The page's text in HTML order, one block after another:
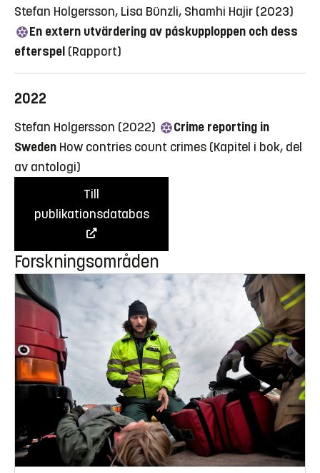
Stefan Holgersson, Lisa Bünzli, Shamhi Hajir (2023)
En extern utvärdering av påskupploppen och dess
efterspel (Rapport)
2022
Stefan Holgersson (2022)
Crime reporting in
Sweden How contries count crimes (Kapitel i bok, del
av antologi)
Till
publikationsdatabas
Forskningsområden